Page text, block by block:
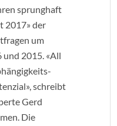
sprunghaft
2017» der
um
2015. «All
schreibt
Gerd
Die